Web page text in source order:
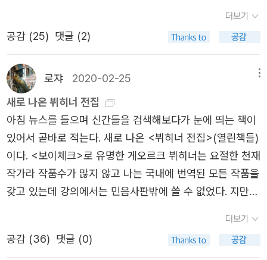
내게 희곡은 어렵게 다가오는 편이다. ( 많이 읽어보지도 못
했다. ) 공연을 위한 대본이기에 작품 속 인물들을 구체적으
로 상상하려 애쓰게 되는데, 인물의 대화만으로 상황을 유추
해가면서 그 사이를 상상력으로 채워보는 것 또한 도전과제
다. 그런데 소설보다 극적인 긴장감이 높은 희곡을 천천히
읽다보면 어느 순간 인물들의 대사 속의 장면들이 더욱 시각
적이고, 입체적으로 확~ 다가오는 순간이 생기는데 이럴 때
나름의 지적인 만족감을 얻는다. ( 해냈어! 이런 느낌이랄
까? ) 입말체로 되어있어 연극배우마냥 소리 내어 읽어보는
즐거움 또한 존재한다. 물론 전문가(!)가 무대에 올리는 공연
을 기대하게 되는 즐거움이 더 크지만 말이다. 다른 희곡 작
품도 읽어봐야겠다. * 네이버 독서카페 리딩투데이 영부인
선물도서 입니다
전집, 열린책들, 역자해설 중에서] 이렇게 보이체크에 대한
체크에게 환청이 들리고 헛것이 보일 정도로 내내 불안해하
며, 정신없이 쫓기듯 뛰어다니며 일을 해야만 했는지 알 수
있었다. 보이체크는 이발사로 대위의 시중을 들고, 완두콩만
먹으며 의사의 실험 대상이 된다. 아내 마리와 아기를 위해
쉴 새 없이 돈을 벌어야하지만 가난에서 벗어날 수 없다. 마
리는 남자들의 유혹 대상이 되고 결국 군악대장에게 넘어가
고 만다. 보이체크는 본래 가지고 있던 불안과 세상에 대한
분노, 사랑에 대한 질투로 아내 마리를 살해한다. 김애란 작
는 자신의 진짜 적인 대위나 군악대장, 하다못해 의사도 아
닌 마리를 죽였는지 모르겠다”고 질문한다.(p.31)' 이연의
묻혀 있는 묘지로 안내판이 있어서 쉽게 찾을 수 있었다(토
마스 만의 무덤을 찾으며 시작된 일정이 조이스의 무덤 방문
으로 종료되었다). 조이스의 죽음과 함께 그의 문학이 갖는
현재적 의의에 대해 짧은 강의을 하고 기념 단체사진을 찍었
다. 그로써 계획했던 일정이 모두 마무리되었다. 기내 일박
을 빼면 이제 마지막 저녁식사와 스위스에서의 마지막 일박
을 남겨놓고 있다. 10번째 문학기행이 무탈하게 마무리되고
있어서 다행스럽다. 무탈귀국하면 휴식 대신 빼곡한 강의 일
정이 기다리고 있지만 스위스의 기억과 경험이 또 추억으로
남게 되리라...
김 《보이체크 / 레옹스와 레나》 (지만지, 2019년) * 게오
습과 과정의 기록》 (올댓콘텐츠, 2011년) * [절판] 게오르
크 뷔히너, 최병준 옮김 《보이체크》 (예니, 2005년) * 게
오르크 뷔히너, 박종대 옮김 《뷔히너 전집》 (열린책들, 202
0년) * 임호일 《게오르크 뷔히너의 문학과 삶》 (지만지, 2
021년)《보이체크》는 독일의 극작가 게오르크 뷔히너(Geor
g Büchner, 1813~1837)의 미완성 유작이다. 뷔히너는
《보이체크》를 포함한 희곡 세 편(《당통의 죽음》과 《레옹스
했다. 걸출한 소설가와 시인들이 남긴 불멸의 고전들로 채워
진 독일 문학사에 극작가 뷔히너가 있어야 할 자리는 좁아
보인다. 소설과 시는 책 좋아하는 독자들이 문학의 범주를
더보기
공감 (25) 댓글 (2)
로쟈 2020-02-25
새로 나온 뷔히너 전집
아침 뉴스를 들으며 신간들을 검색해보다가 눈에 띄는 책이
있어서 곧바로 적는다. 새로 나온 <뷔히너 전집>(열린책들)
이다. <보이체크>로 유명한 게오르크 뷔히너는 요절한 천재
작가라 작품수가 많지 않고 나는 국내에 번역된 모든 작품을
갖고 있는데 강의에서는 민음사판밖에 쓸 수 없었다. 지만지
흠이 있었다. 그리고 예니판은 절판된 지 오래 되었다. 참고
로 그의 문학을 기린 뷔히너상은 독일의 권위 있는 문학상이
더보기
공감 (36) 댓글 (0)